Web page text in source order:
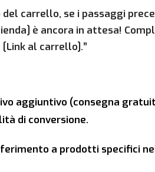
carrello, se i passaggi
è ancora in attesa!
al carrello].”
aggiuntivo (consegna
di conversione.
a prodotti specifici